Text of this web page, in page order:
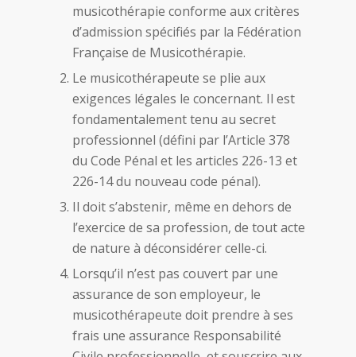
musicothérapie conforme aux critères
d’admission spécifiés par la Fédération
Française de Musicothérapie.
Le musicothérapeute se plie aux
exigences légales le concernant. Il est
fondamentalement tenu au secret
professionnel (défini par l’Article 378
du Code Pénal et les articles 226-13 et
226-14 du nouveau code pénal).
Il doit s’abstenir, même en dehors de
l’exercice de sa profession, de tout acte
de nature à déconsidérer celle-ci.
Lorsqu’il n’est pas couvert par une
assurance de son employeur, le
musicothérapeute doit prendre à ses
frais une assurance Responsabilité